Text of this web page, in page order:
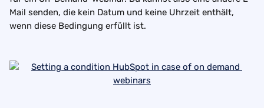
Mail senden, die kein Datum und keine Uhrzeit enthält,
wenn diese Bedingung erfüllt ist.